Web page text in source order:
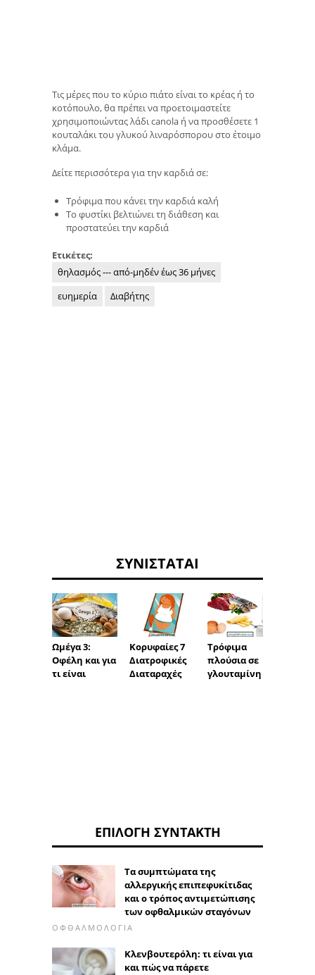
Τις μέρες που το κύριο πιάτο είναι το κρέας ή το
κοτόπουλο, θα πρέπει να προετοιμαστείτε
χρησιμοποιώντας λάδι canola ή να προσθέσετε 1
κουταλάκι του γλυκού λιναρόσπορου στο έτοιμο
κλάμα.
Δείτε περισσότερα για την καρδιά σε:
Τρόφιμα που κάνει την καρδιά καλή
Το φυστίκι βελτιώνει τη διάθεση και
προστατεύει την καρδιά
Ετικέτες:
θηλασμός --- από-μηδέν έως 36 μήνες
ευημερία
Διαβήτης
ΣΥΝΙΣΤΆΤΑΙ
Ωμέγα 3:
Οφέλη και για
τι είναι
Κορυφαίες 7
Διατροφικές
Διαταραχές
Τρόφιμα
πλούσια σε
γλουταμίνη
ΕΠΙΛΟΓΉ ΣΥΝΤΆΚΤΗ
Τα συμπτώματα της
αλλεργικής επιπεφυκίτιδας
και ο τρόπος αντιμετώπισης
των οφθαλμικών σταγόνων
ΟΦΘΑΛΜΟΛΟΓΊΑ
Κλενβουτερόλη: τι είναι για
και πώς να πάρετε